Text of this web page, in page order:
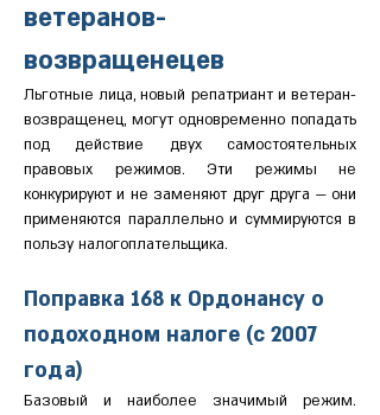
ветеранов-
возвращенецев
Льготные лица, новый репатриант и ветеран-
возвращенец, могут одновременно попадать
под действие двух самостоятельных
правовых режимов. Эти режимы не
конкурируют и не заменяют друг друга — они
применяются параллельно и суммируются в
пользу налогоплательщика.
Поправка 168 к Ордонансу о
подоходном налоге (с 2007
года)
Базовый и наиболее значимый режим.